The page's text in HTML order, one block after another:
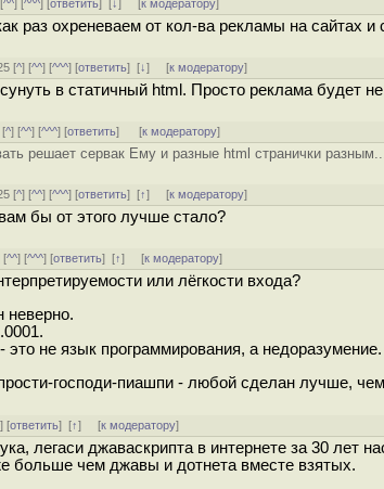
^^] [^^^] [ответить][↓] [к модератору]
раз охреневаем от кол-ва рекламы на сайтах
[^] [^^] [^^^] [ответить][↓] [к модератору]
в статичный html. Просто реклама будет
[^] [^^] [^^^] [ответить] [к модератору]
решает сервак Ему и разные html странички
[^] [^^] [^^^] [ответить][↑] [к модератору]
бы от этого лучше стало?
[^^] [^^^] [ответить][↑] [к модератору]
или лёгкости входа?
неверно.
не язык программирования, а недоразумение.
господи-пиашпи - любой сделан лучше,
] [ответить][↑] [к модератору]
легаси джаваскрипта в интернете за 30 лет
больше чем джавы и дотнета вместе взятых.